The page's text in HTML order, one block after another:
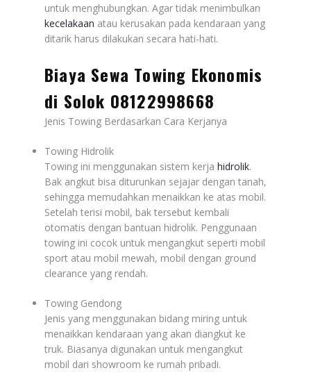
untuk menghubungkan. Agar tidak menimbulkan
kecelakaan atau kerusakan pada kendaraan yang
ditarik harus dilakukan secara hati-hati.
Biaya Sewa Towing Ekonomis
di Solok 08122998668
Jenis Towing Berdasarkan Cara Kerjanya
Towing Hidrolik
Towing ini menggunakan sistem kerja hidrolik.
Bak angkut bisa diturunkan sejajar dengan tanah,
sehingga memudahkan menaikkan ke atas mobil.
Setelah terisi mobil, bak tersebut kembali
otomatis dengan bantuan hidrolik. Penggunaan
towing ini cocok untuk mengangkut seperti mobil
sport atau mobil mewah, mobil dengan ground
clearance yang rendah.
Towing Gendong
Jenis yang menggunakan bidang miring untuk
menaikkan kendaraan yang akan diangkut ke
truk. Biasanya digunakan untuk mengangkut
mobil dari showroom ke rumah pribadi.